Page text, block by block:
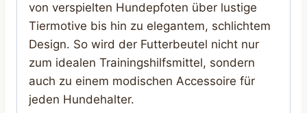
von verspielten Hundepfoten über lustige
Tiermotive bis hin zu elegantem, schlichtem
Design. So wird der Futterbeutel nicht nur
zum idealen Trainingshilfsmittel, sondern
auch zu einem modischen Accessoire für
jeden Hundehalter.